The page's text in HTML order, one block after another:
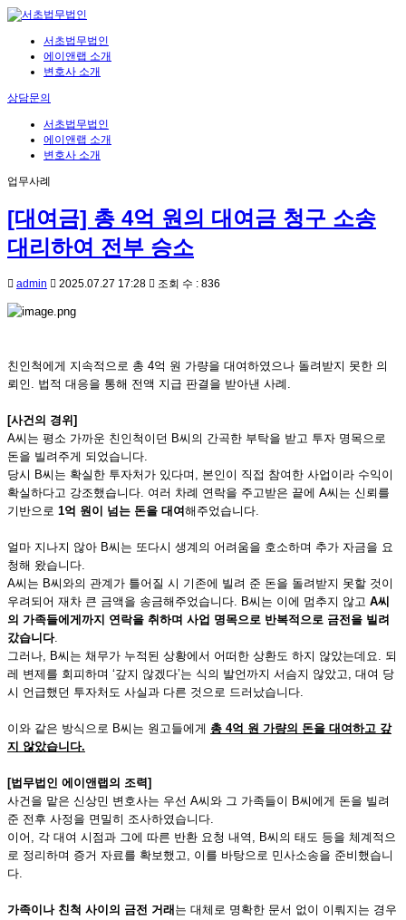
서초법무법인
에이앤랩 소개
변호사 소개
상담문의
서초법무법인
에이앤랩 소개
변호사 소개
업무사례
[대여금] 총 4억 원의 대여금 청구 소송
대리하여 전부 승소
admin 2025.07.27 17:28 조회 수 : 836
친인척에게 지속적으로 총 4억 원 가량을 대여하였으나 돌려받지 못한 의
뢰인. 법적 대응을 통해 전액 지급 판결을 받아낸 사례.
[사건의 경위]
A씨는 평소 가까운 친인척이던 B씨의 간곡한 부탁을 받고 투자 명목으로
돈을 빌려주게 되었습니다.
당시 B씨는 확실한 투자처가 있다며, 본인이 직접 참여한 사업이라 수익이
확실하다고 강조했습니다. 여러 차례 연락을 주고받은 끝에 A씨는 신뢰를
기반으로 1억 원이 넘는 돈을 대여 해주었습니다.
얼마 지나지 않아 B씨는 또다시 생계의 어려움을 호소하며 추가 자금을 요
청해 왔습니다.
A씨는 B씨와의 관계가 틀어질 시 기존에 빌려 준 돈을 돌려받지 못할 것이
우려되어 재차 큰 금액을 송금해주었습니다. B씨는 이에 멈추지 않고 A씨
의 가족들에게까지 연락을 취하며 사업 명목으로 반복적으로 금전을 빌려
갔습니다.
그러나, B씨는 채무가 누적된 상황에서 어떠한 상환도 하지 않았는데요. 되
레 변제를 회피하며 ‘갚지 않겠다’는 식의 발언까지 서슴지 않았고, 대여 당
시 언급했던 투자처도 사실과 다른 것으로 드러났습니다.
이와 같은 방식으로 B씨는 원고들에게 총 4억 원 가량의 돈을 대여하고 갚
지 않았습니다.
[법무법인 에이앤랩의 조력]
사건을 맡은 신상민 변호사는 우선 A씨와 그 가족들이 B씨에게 돈을 빌려
준 전후 사정을 면밀히 조사하였습니다.
이어, 각 대여 시점과 그에 따른 반환 요청 내역, B씨의 태도 등을 체계적으
로 정리하며 증거 자료를 확보했고, 이를 바탕으로 민사소송을 준비했습니
다.
가족이나 친척 사이의 금전 거래 는 대체로 명확한 문서 없이 이뤄지는 경우